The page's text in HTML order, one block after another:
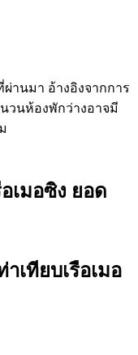
านมา อ้างอิงจากการ
วนห้องพักว่างอาจมี
เมอซิง ยอด
เทียบเรือเมอ